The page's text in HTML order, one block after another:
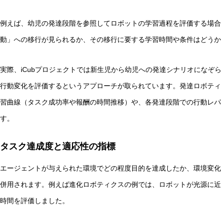
例えば、幼児の発達段階を参照してロボットの学習過程を評価する場
動」への移行が見られるか、その移行に要する学習時間や条件はどう
実際、iCubプロジェクトでは新生児から幼児への発達シナリオになぞ
行動変化を評価するというアプローチが取られています。発達ロボテ
習曲線（タスク成功率や報酬の時間推移）や、各発達段階での行動レ
す。
タスク達成度と適応性の指標
エージェントが与えられた環境でどの程度目的を達成したか、環境変
併用されます。例えば進化ロボティクスの例では、ロボットが光源に
時間を評価しました。